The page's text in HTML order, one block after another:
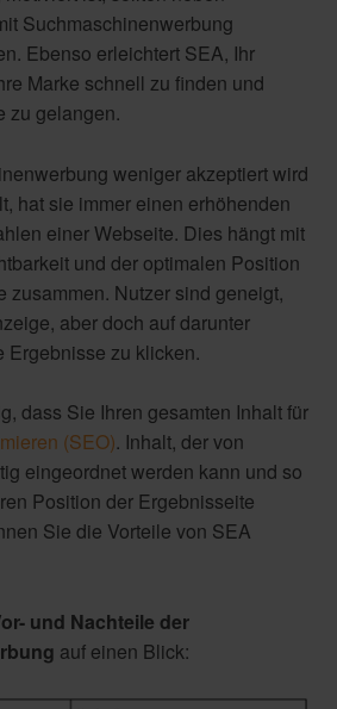
Suchmaschinenwerbung
Ebenso erleichtert SEA, Ihr
Marke schnell zu finden und
zu gelangen.
weniger akzeptiert wird
hat sie immer einen erhöhenden
einer Webseite. Dies hängt mit
und der optimalen Position
zusammen. Nutzer sind geneigt,
aber doch auf darunter
Ergebnisse zu klicken.
dass Sie Ihren gesamten Inhalt für
(SEO). Inhalt, der von
eingeordnet werden kann und so
Position der Ergebnisseite
Sie die Vorteile von SEA
und Nachteile der
auf einen Blick: